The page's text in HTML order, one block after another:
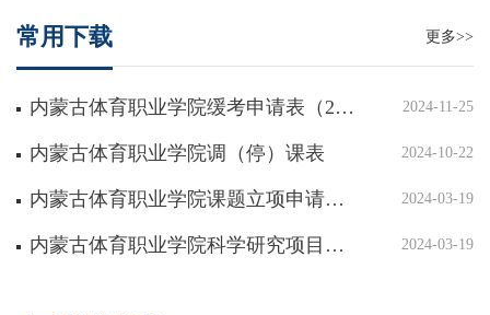
常用下载 更多>>
内蒙古体育职业学院缓考申请表（2021制） 2024-11-25
内蒙古体育职业学院调（停）课表 2024-10-22
内蒙古体育职业学院课题立项申请书(2023制) 2024-03-19
内蒙古体育职业学院科学研究项目结题申请书(2023制) 2024-03-19